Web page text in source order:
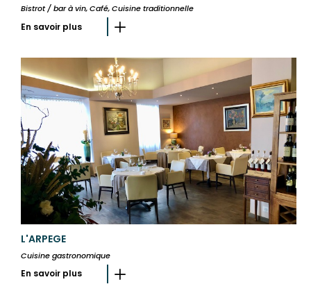
Bistrot / bar à vin, Café, Cuisine traditionnelle
En savoir plus
L'ARPEGE
Cuisine gastronomique
En savoir plus